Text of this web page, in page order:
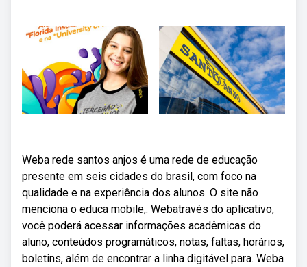
Weba rede santos anjos é uma rede de educação
presente em seis cidades do brasil, com foco na
qualidade e na experiência dos alunos. O site não
menciona o educa mobile,. Webatravés do aplicativo,
você poderá acessar informações acadêmicas do
aluno, conteúdos programáticos, notas, faltas, horários,
boletins, além de encontrar a linha digitável para. Weba